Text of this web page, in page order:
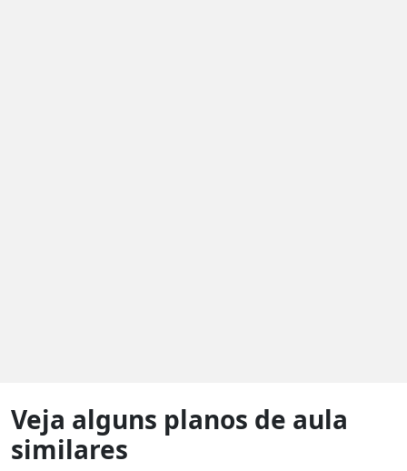
Veja alguns planos de aula
similares